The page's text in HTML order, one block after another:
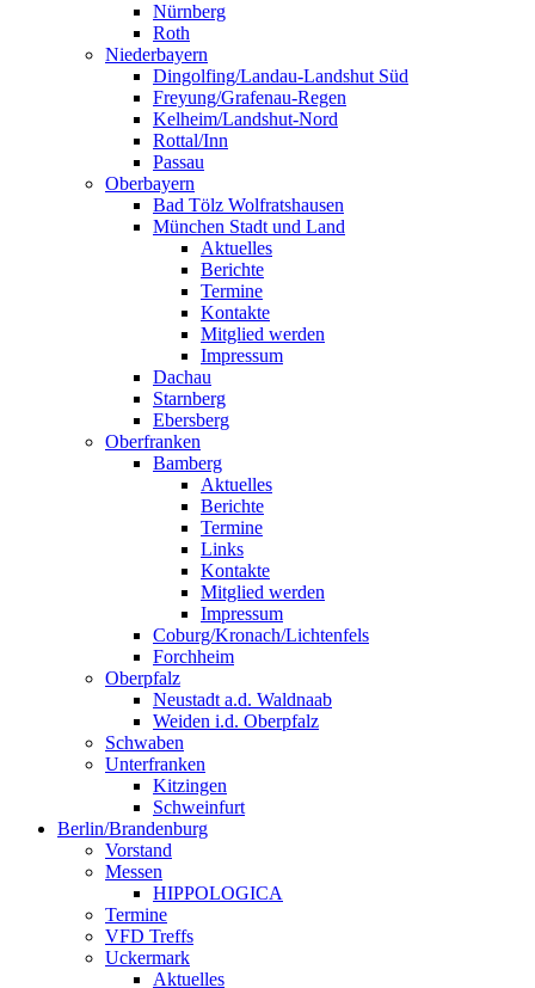
Nürnberg
Roth
Niederbayern
Dingolfing/Landau-Landshut Süd
Freyung/Grafenau-Regen
Kelheim/Landshut-Nord
Rottal/Inn
Passau
Oberbayern
Bad Tölz Wolfratshausen
München Stadt und Land
Aktuelles
Berichte
Termine
Kontakte
Mitglied werden
Impressum
Dachau
Starnberg
Ebersberg
Oberfranken
Bamberg
Aktuelles
Berichte
Termine
Links
Kontakte
Mitglied werden
Impressum
Coburg/Kronach/Lichtenfels
Forchheim
Oberpfalz
Neustadt a.d. Waldnaab
Weiden i.d. Oberpfalz
Schwaben
Unterfranken
Kitzingen
Schweinfurt
Berlin/Brandenburg
Vorstand
Messen
HIPPOLOGICA
Termine
VFD Treffs
Uckermark
Aktuelles